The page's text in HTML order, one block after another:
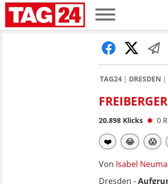
TAG24 DRESDEN
20.898 Klicks 0
❤️ 😂 😱
Von Isabel
Dresden -